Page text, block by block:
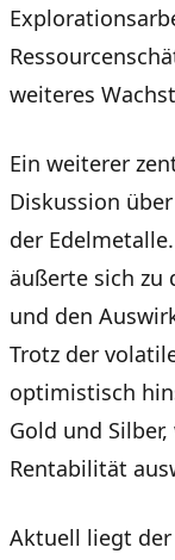
weiteres
Ein weiterer
Diskussion
der
äußerte sich zu
und den
Trotz der
optimistisch
Gold und
Rentabilität
Aktuell liegt der